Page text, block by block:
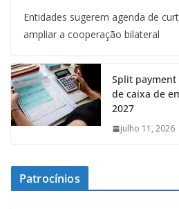
Entidades sugerem agenda de
ampliar a cooperação bilateral
Split
de caixa de
2027
julho 11, 2026
Patrocínios